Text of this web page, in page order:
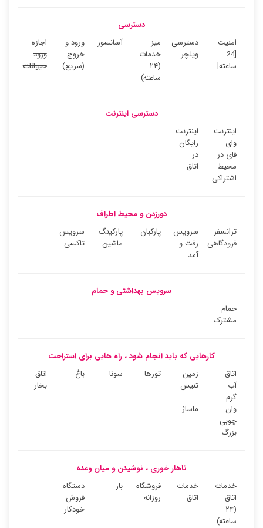
دسترسی
امنیت
[24
ساعته]
دسترسی
ویلچر
میز
خدمات
(۲۴
ساعته)
آسانسور
ورود و
خروج
(سریع)
اجازه
ورود
حیوانات
دسترسی اینترنت
اینترنت
وای
فای در
محیط
اشتراکی
اینترنت
رایگان
در
اتاق
دورزدن و محیط اطراف
ترانسفر
فرودگاهی
سرویس
رفت و
آمد
پارکبان
پارکینگ
ماشین
سرویس
تاکسی
سرویس بهداشتی و حمام
حمام
مشترک
کارهایی که باید انجام شود ، راه هایی برای استراحت
اتاق
آب
گرم
زمین
تنیس
تورها سونا باغ
اتاق
بخار
وان
چوبی
بزرگ
ماساژ
ناهار خوری ، نوشیدن و میان وعده
خدمات
اتاق
(۲۴
ساعته)
خدمات
اتاق
فروشگاه
روزانه
بار
دستگاه
فروش
خودکار